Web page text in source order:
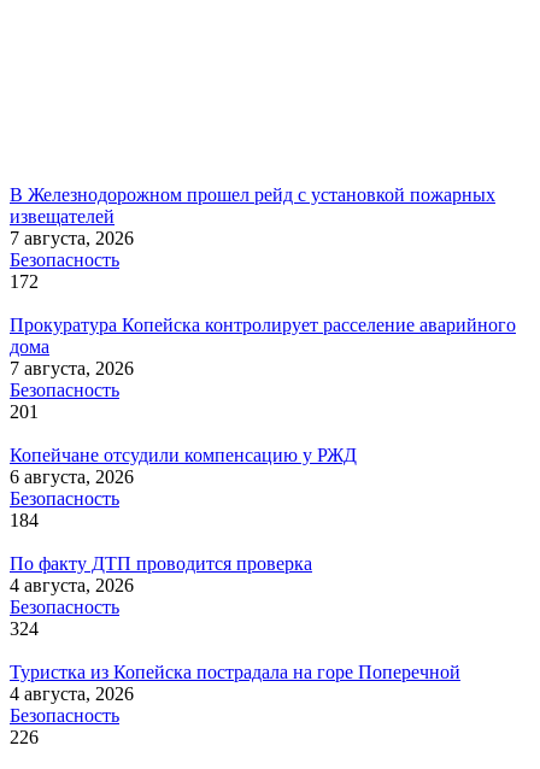
В Железнодорожном прошел рейд с установкой пожарных
извещателей
7 августа, 2026
Безопасность
172
Прокуратура Копейска контролирует расселение аварийного
дома
7 августа, 2026
Безопасность
201
Копейчане отсудили компенсацию у РЖД
6 августа, 2026
Безопасность
184
По факту ДТП проводится проверка
4 августа, 2026
Безопасность
324
Туристка из Копейска пострадала на горе Поперечной
4 августа, 2026
Безопасность
226